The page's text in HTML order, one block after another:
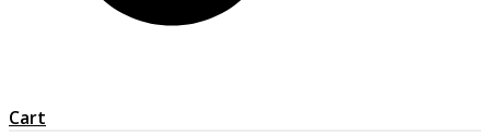
Cart